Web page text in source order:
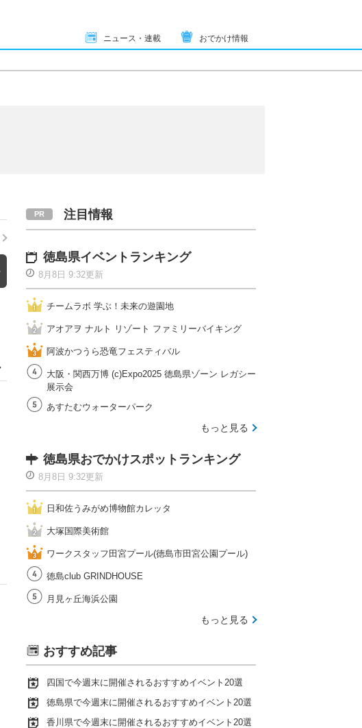
ニュース・連載 おでかけ情報
注目情報
徳島県イベントランキング
8月8日 9:32更新
チームラボ 学ぶ！未来の遊園地
アオアヲ ナルト リゾート ファミリーバイキング
阿波かつうら恐竜フェスティバル
大阪・関西万博 (c)Expo2025 徳島県ゾーン レガシー
展示会
あすたむウォーターパーク
もっと見る
徳島県おでかけスポットランキング
8月8日 9:32更新
日和佐うみがめ博物館カレッタ
大塚国際美術館
ワークスタッフ田宮プール(徳島市田宮公園プール)
徳島club GRINDHOUSE
月見ヶ丘海浜公園
もっと見る
おすすめ記事
四国で今週末に開催されるおすすめイベント20選
徳島県で今週末に開催されるおすすめイベント20選
香川県で今週末に開催されるおすすめイベント20選